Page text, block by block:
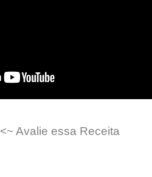
<~ Avalie essa Receita